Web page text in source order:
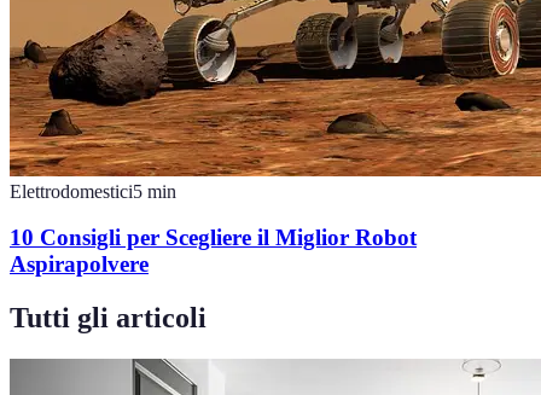
Elettrodomestici5 min
10 Consigli per Scegliere il Miglior Robot
Aspirapolvere
Tutti gli articoli